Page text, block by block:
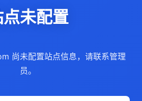
点未配置
尚未配置站点信息，请联系管理
员。